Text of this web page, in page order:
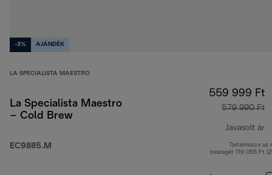
-3% AJÁNDÉK
LA SPECIALISTA MAESTRO
La Specialista Maestro
– Cold Brew
EC9885.M
559 999 Ft
579 990 Ft
Javasolt ár
Tartalmazza az
összegét 119 055 Ft